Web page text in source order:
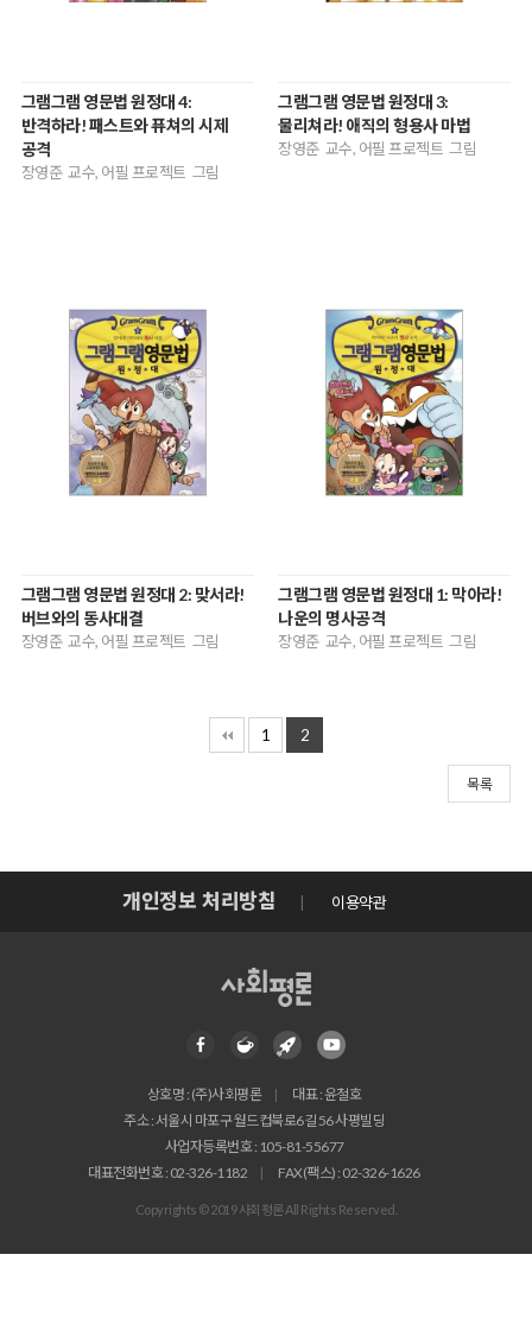
그램그램 영문법 원정대 4:
반격하라! 패스트와 퓨쳐의 시제
공격
장영준 교수, 어필 프로젝트 그림
그램그램 영문법 원정대 3:
물리쳐라! 애직의 형용사 마법
장영준 교수, 어필 프로젝트 그림
그램그램 영문법 원정대 2: 맞서라!
버브와의 동사대결
장영준 교수, 어필 프로젝트 그림
그램그램 영문법 원정대 1: 막아라!
나운의 명사공격
장영준 교수, 어필 프로젝트 그림
1 2
목록
개인정보 처리방침 이용약관
상호명 : (주)사회평론
대표 : 윤철호
주소 : 서울시 마포구 월드컵북로6길 56 사평빌딩
사업자등록번호 : 105-81-55677
대표전화번호 : 02-326-1182
FAX(팩스) : 02-326-1626
Copyrights © 2019 사회평론 All Rights Reserved.